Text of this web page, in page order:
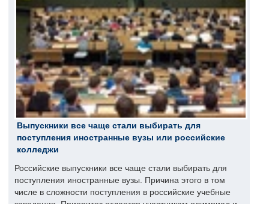
Выпускники все чаще стали выбирать для
поступления иностранные вузы или российские
колледжи
Российские выпускники все чаще стали выбирать для
поступления иностранные вузы. Причина этого в том
числе в сложности поступления в российские учебные